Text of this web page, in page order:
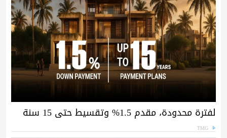
لفترة محدودة، مقدم 1.5% وتقسيط حتى 15 سنة
TMG